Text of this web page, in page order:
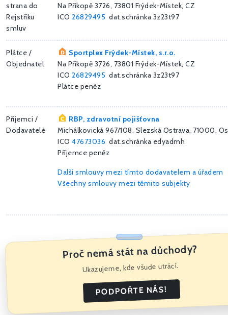
strana do
Rejstříku
smluv
Na Příkopě 3726, 73801 Frýdek-Místek, CZ
ICO 26829495 dat.schránka 3z23t97
Plátce /
Objednatel
Sportplex Frýdek-Místek, s.r.o.
Na Příkopě 3726, 73801 Frýdek-Místek, CZ
ICO 26829495 dat.schránka 3z23t97
Plátce peněz
Příjemci /
Dodavatelé
RBP, zdravotní pojišťovna
Michálkovická 967/108, Slezská Ostrava, 71000,
ICO 47673036 dat.schránka edyadmh
Příjemce peněz
Další smlouvy mezi tímto dodavatelem a úřadem
Všechny smlouvy mezi těmito subjekty
Proč nemá stát na důchody?
Ukazujeme, kde všude utrácí.
PODPOŘTE NÁS!